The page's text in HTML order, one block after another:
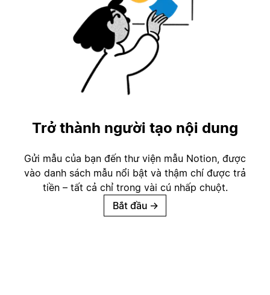
Trở thành người tạo nội dung
Gửi mẫu của bạn đến thư viện mẫu Notion, được
vào danh sách mẫu nổi bật và thậm chí được trả
tiền – tất cả chỉ trong vài cú nhấp chuột.
Bắt đầu →